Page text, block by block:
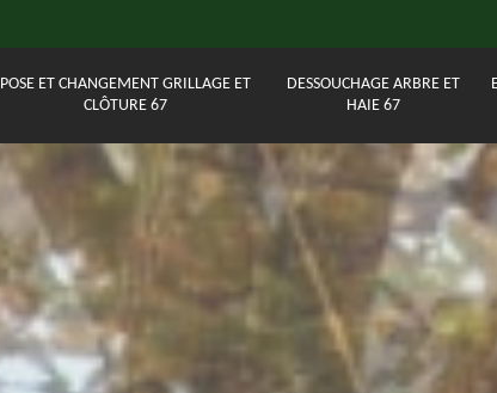
POSE ET CHANGEMENT GRILLAGE ET
CLÔTURE 67
DESSOUCHAGE ARBRE ET
HAIE 67